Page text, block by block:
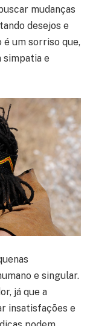
mudanças
desejos e
é um sorriso que,
simpatia e
e singular.
já que a
insatisfações e